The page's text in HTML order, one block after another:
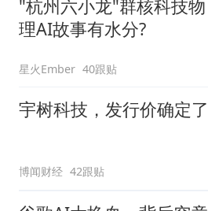
"杭州六小龙"群核科技物
理AI故事有水分?
星火Ember 40跟贴
宇树科技，发行价确定了
博闻财经 42跟贴